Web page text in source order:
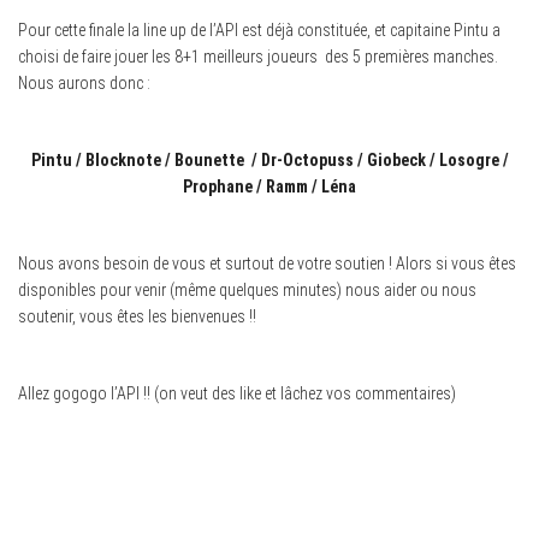
Pour cette finale la line up de l’API est déjà constituée, et capitaine Pintu a
choisi de faire jouer les 8+1 meilleurs joueurs des 5 premières manches.
Nous aurons donc :
Pintu / Blocknote / Bounette / Dr-Octopuss / Giobeck / Losogre /
Prophane / Ramm / Léna
Nous avons besoin de vous et surtout de votre soutien ! Alors si vous êtes
disponibles pour venir (même quelques minutes) nous aider ou nous
soutenir, vous êtes les bienvenues !!
Allez gogogo l’API !! (on veut des like et lâchez vos commentaires)